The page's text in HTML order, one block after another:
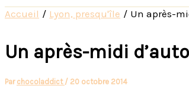
Accueil Lyon, presqu'île Un après-
Un après-midi
Par chocoladdict / 20 octobre 2014